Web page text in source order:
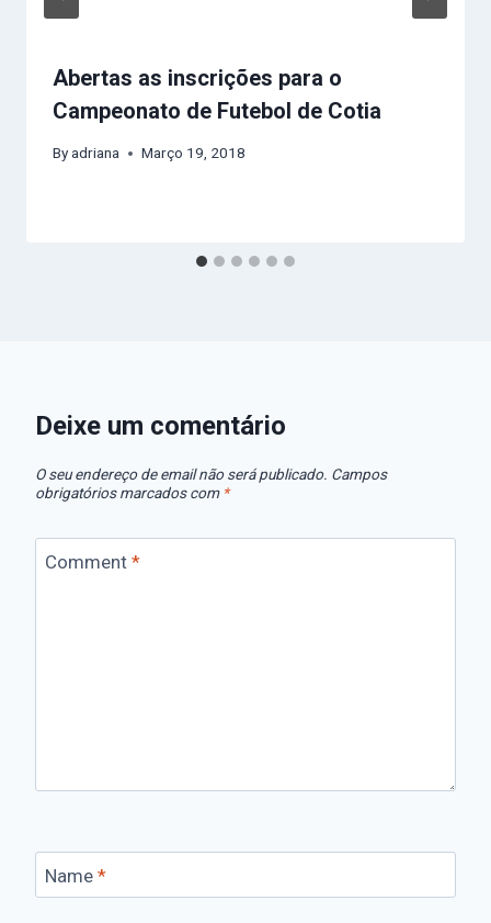
Abertas as inscrições para o
Campeonato de Futebol de Cotia
Byadriana Março 19, 2018
Deixe um comentário
O seu endereço de email não será publicado. Campos
obrigatórios marcados com *
Comment *
Name *